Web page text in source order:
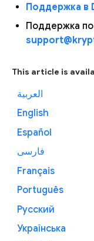
Поддержка в
Поддержка по
This article is
العربية
English
Español
فارسی
Français
Português
Русский
Українська